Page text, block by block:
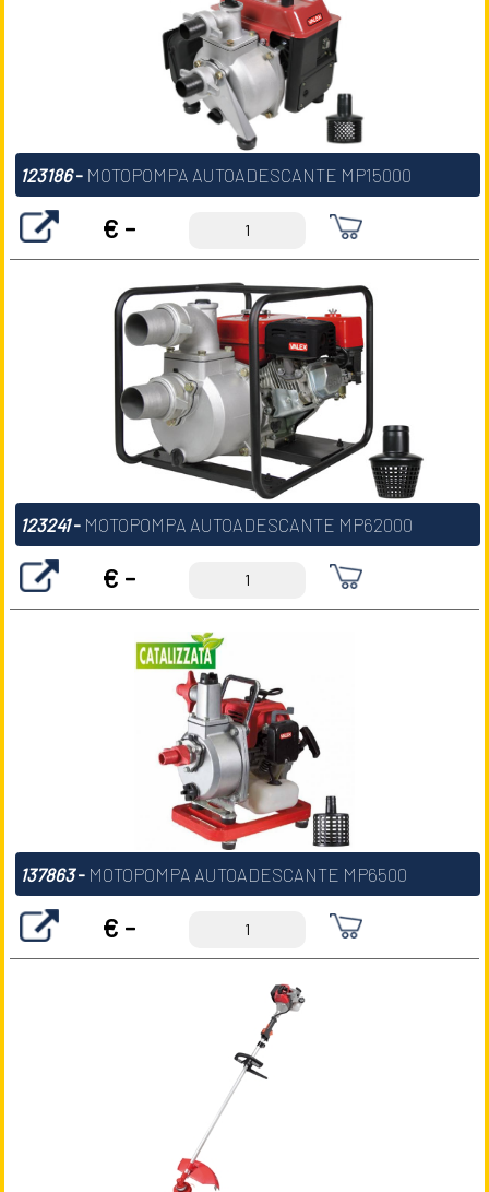
123186- MOTOPOMPA AUTOADESCANTE MP15000
€ -
123241- MOTOPOMPA AUTOADESCANTE MP62000
€ -
137863- MOTOPOMPA AUTOADESCANTE MP6500
€ -